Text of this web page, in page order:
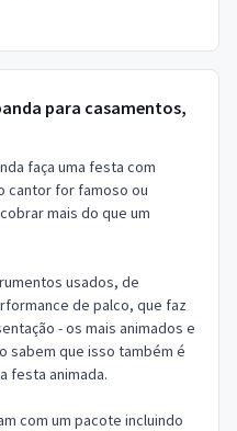
para casamentos,
faça uma festa com
cantor for famoso ou
mais do que um
usados, de
de palco, que faz
- os mais animados e
sabem que isso também é
festa animada.
com um pacote incluindo